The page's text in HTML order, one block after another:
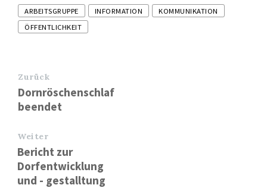
Tags
ARBEITSGRUPPE INFORMATION
KOMMUNIKATION
ÖFFENTLICHKEIT
Zurück
Dornröschenschlaf
beendet
Weiter
Bericht zur
Dorfentwicklung
und - gestalltung